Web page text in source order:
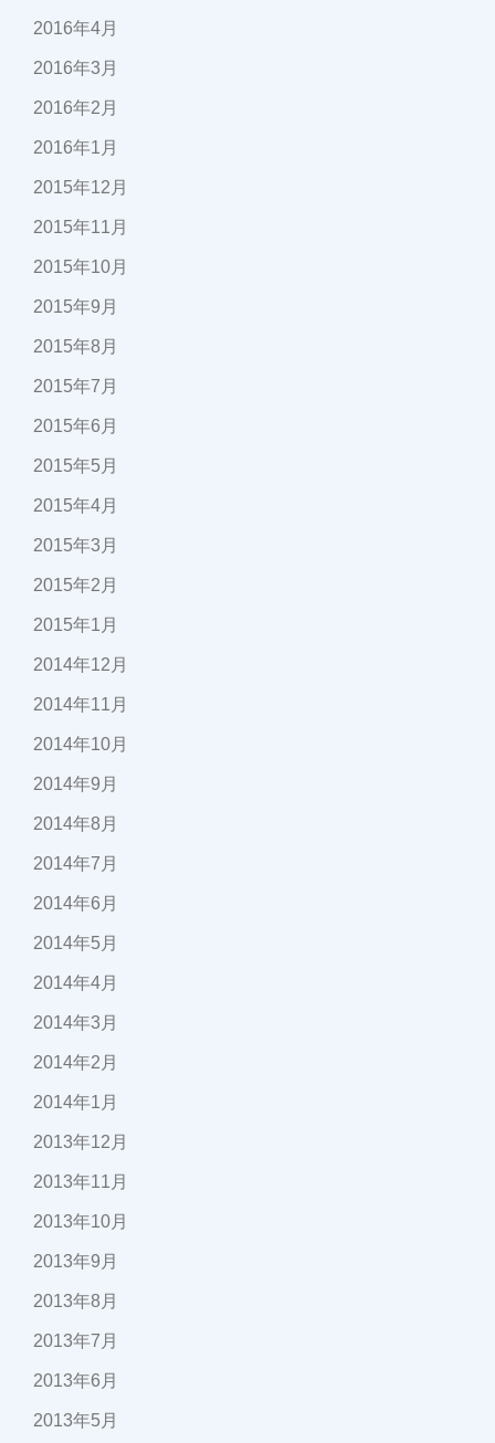
2016年4月
2016年3月
2016年2月
2016年1月
2015年12月
2015年11月
2015年10月
2015年9月
2015年8月
2015年7月
2015年6月
2015年5月
2015年4月
2015年3月
2015年2月
2015年1月
2014年12月
2014年11月
2014年10月
2014年9月
2014年8月
2014年7月
2014年6月
2014年5月
2014年4月
2014年3月
2014年2月
2014年1月
2013年12月
2013年11月
2013年10月
2013年9月
2013年8月
2013年7月
2013年6月
2013年5月